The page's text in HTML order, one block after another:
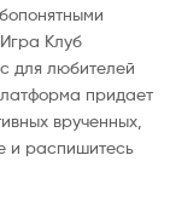
Клуб
для любителей
придает
врученных,
и распишитесь